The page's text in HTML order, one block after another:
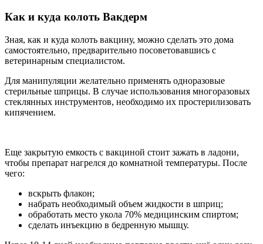
Как и куда колоть Вакдерм
Зная, как и куда колоть вакцину, можно сделать это дома
самостоятельно, предварительно посоветовавшись с
ветеринарным специалистом.
Для манипуляции желательно применять одноразовые
стерильные шприцы. В случае использования многоразовых
стеклянных инструментов, необходимо их простерилизовать
кипячением.
Еще закрытую емкость с вакциной стоит зажать в ладони,
чтобы препарат нагрелся до комнатной температуры. После
чего:
вскрыть флакон;
набрать необходимый объем жидкости в шприц;
обработать место укола 70% медицинским спиртом;
сделать инъекцию в бедренную мышцу.